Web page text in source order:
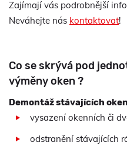
Zajímají vás podrobnější
Neváhejte nás kontaktovat!
Co se skrývá pod
výměny oken ?
Demontáž stávajících oken
vysazení okenních či
odstranění stávajících